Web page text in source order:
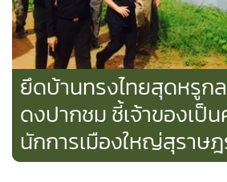
ด้าน นายมงคล จรรยากุล อายุ 52 ปี ผู้จั
อุตสาหกรรม จำกัด เปิดเผยว่า บริษัท ท
ได้ประกอบกิจกรรมบ่อทรายบกมานาน
ทรายเก่าในเนื้อที่ 50 ไร่มาจากเจ้าของร
มาแล้ว 10 ปี ซึ่งได้ยื่นเอกสารขออนุญาต
อย่างถูกต้องมาโดยตลอด และเมื่อบริษัท
ที่ดินข้างเคียงจากชาวบ้านเพิ่มเติม ซึ่งมีเ
ยึดบ้านทรงไทยสุดหรูก
ดงปากชม ชี้เจ้าของเป็
นักการเมืองใหญ่สุราษ